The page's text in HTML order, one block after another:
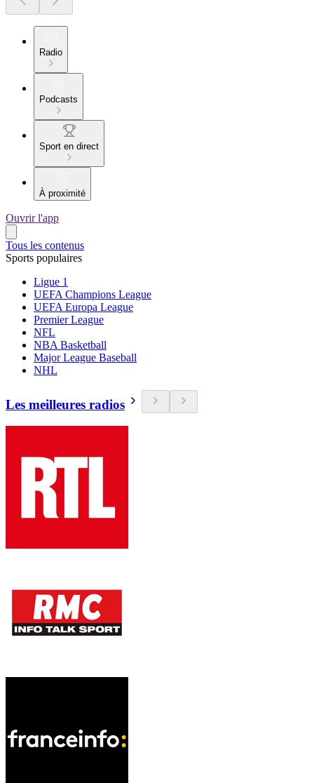
Radio
Podcasts
Sport en direct
À proximité
Ouvrir l'app
Tous les contenus
Sports populaires
Ligue 1
UEFA Champions League
UEFA Europa League
Premier League
NFL
NBA Basketball
Major League Baseball
NHL
Les meilleures radios